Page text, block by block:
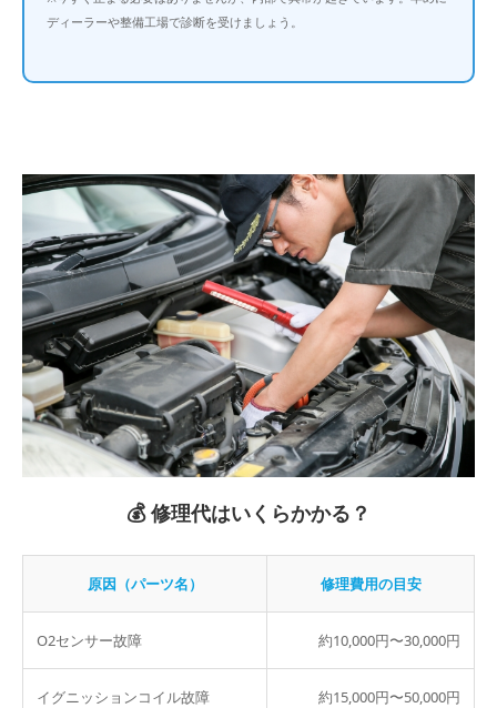
ディーラーや整備工場で診断を受けましょう。
💰 修理代はいくらかかる？
原因（パーツ名） 修理費用の目安
O2センサー故障 約10,000円〜30,000円
イグニッションコイル故障 約15,000円〜50,000円